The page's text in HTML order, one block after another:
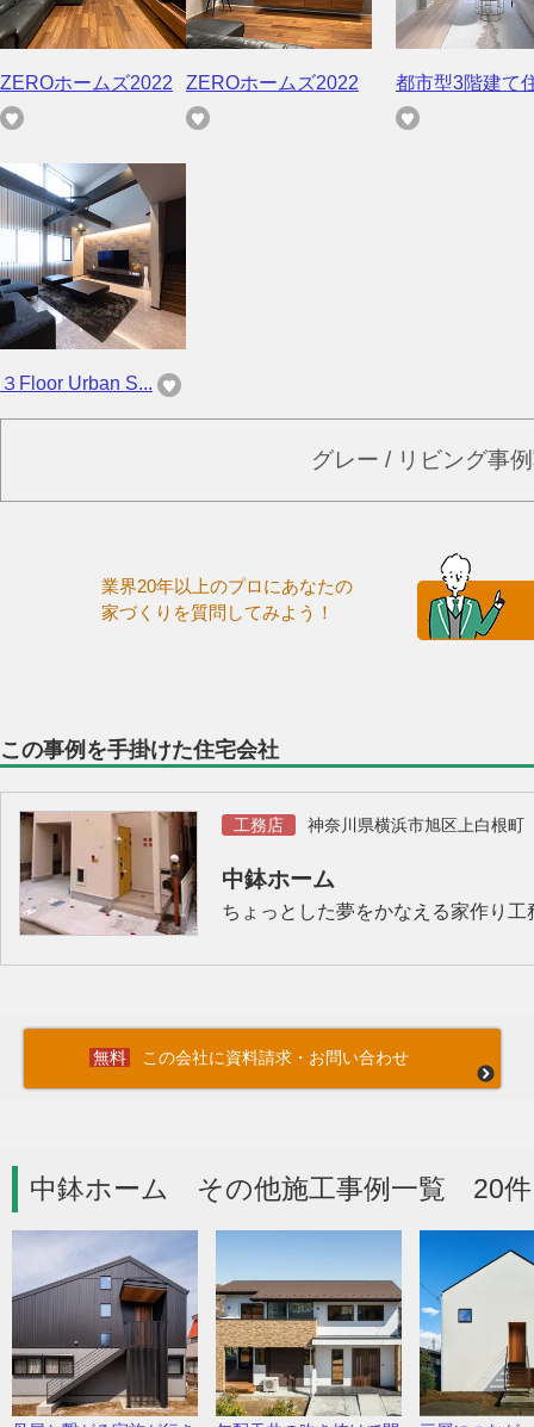
ZEROホームズ2022 ZEROホームズ2022 都市型3階建て
３Floor Urban S...
グレー / リビング事
業界20年以上のプロにあなたの
家づくりを質問してみよう！
この事例を手掛けた住宅会社
工務店 神奈川県横浜市旭区上白根町
中鉢ホーム
ちょっとした夢をかなえる家作り工
この会社に資料請求・お問い合わせ
中鉢ホーム その他施工事例一覧 20件